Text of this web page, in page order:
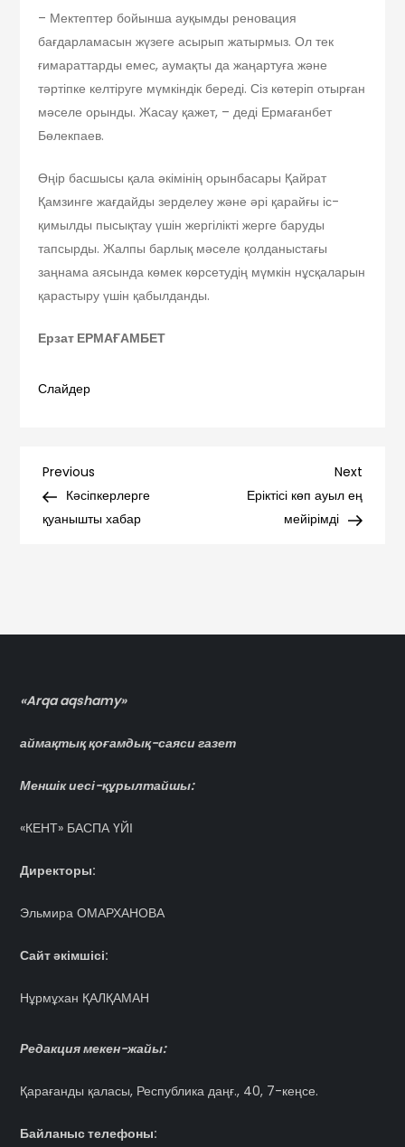
– Мектептер бойынша ауқымды реновация
бағдарламасын жүзеге асырып жатырмыз. Ол тек
ғимараттарды емес, аумақты да жаңартуға және
тәртіпке келтіруге мүмкіндік береді. Сіз көтеріп отырған
мәселе орынды. Жасау қажет, – деді Ермағанбет
Бөлекпаев.
Өңір басшысы қала әкімінің орынбасары Қайрат
Қамзинге жағдайды зерделеу және әрі қарайғы іс-
қимылды пысықтау үшін жергілікті жерге баруды
тапсырды. Жалпы барлық мәселе қолданыстағы
заңнама аясында көмек көрсетудің мүмкін нұсқаларын
қарастыру үшін қабылданды.
Ерзат ЕРМАҒАМБЕТ
Слайдер
Навигация
по
Previous
Post
Previous
Кәсіпкерлерге
қуанышты хабар
Next
Post
Next
Еріктісі көп ауыл ең
мейірімді
«Arqa aqshamy»
аймақтық қоғамдық-саяси газет
Меншік иесі-құрылтайшы:
«КЕНТ» БАСПА ҮЙІ
Директоры:
Эльмира ОМАРХАНОВА
Сайт әкімшісі:
Нұрмұхан ҚАЛҚАМАН
Редакция мекен-жайы:
Қарағанды қаласы, Республика даңғ., 40, 7-кеңсе.
Байланыс телефоны: